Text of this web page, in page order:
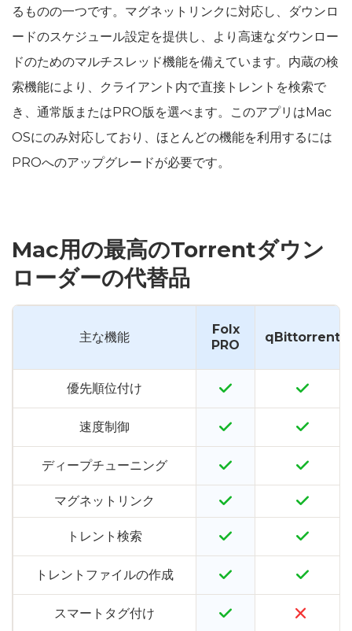
るものの一つです。マグネットリンクに対応し、ダウンロ
ードのスケジュール設定を提供し、より高速なダウンロー
ドのためのマルチスレッド機能を備えています。内蔵の検
索機能により、クライアント内で直接トレントを検索で
き、通常版またはPRO版を選べます。このアプリはMac
OSにのみ対応しており、ほとんどの機能を利用するには
PROへのアップグレードが必要です。
Mac用の最高のTorrentダウン
ローダーの代替品
主な機能
Folx
PRO
qBittorrent
優先順位付け
速度制御
ディープチューニング
マグネットリンク
トレント検索
トレントファイルの作成
スマートタグ付け